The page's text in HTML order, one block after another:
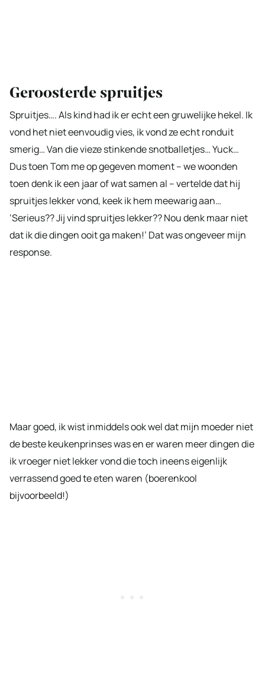
Geroosterde spruitjes
Spruitjes…. Als kind had ik er echt een gruwelijke hekel. Ik
vond het niet eenvoudig vies, ik vond ze echt ronduit
smerig… Van die vieze stinkende snotballetjes… Yuck…
Dus toen Tom me op gegeven moment – we woonden
toen denk ik een jaar of wat samen al – vertelde dat hij
spruitjes lekker vond, keek ik hem meewarig aan…
‘Serieus?? Jij vind spruitjes lekker?? Nou denk maar niet
dat ik die dingen ooit ga maken!’ Dat was ongeveer mijn
response.
Maar goed, ik wist inmiddels ook wel dat mijn moeder niet
de beste keukenprinses was en er waren meer dingen die
ik vroeger niet lekker vond die toch ineens eigenlijk
verrassend goed te eten waren (boerenkool
bijvoorbeeld!)